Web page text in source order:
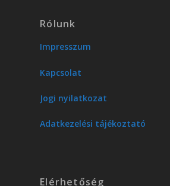
Rólunk
Impresszum
Kapcsolat
Jogi nyilatkozat
Adatkezelési tájékoztató
Elérhetőség